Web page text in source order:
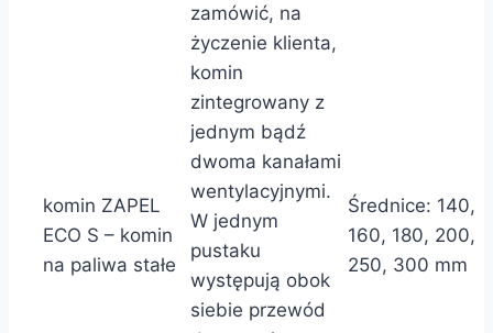
komin ZAPEL
ECO S – komin
na paliwa stałe
zamówić, na
życzenie klienta,
komin
zintegrowany z
jednym bądź
dwoma kanałami
wentylacyjnymi.
W jednym
pustaku
występują obok
siebie przewód
Średnice: 140,
160, 180, 200,
250, 300 mm